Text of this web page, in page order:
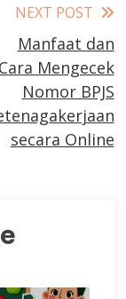
NEXT POST
Manfaat dan
Cara Mengecek
Nomor BPJS
secara Online